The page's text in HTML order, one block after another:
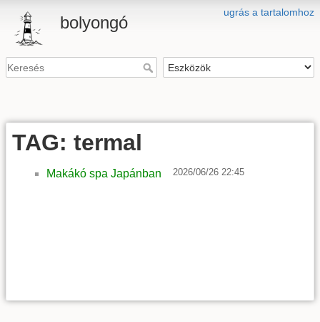
ugrás a tartalomhoz
bolyongó
TAG: termal
Makákó spa Japánban 2026/06/26 22:45